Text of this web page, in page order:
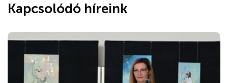
Kapcsolódó híreink